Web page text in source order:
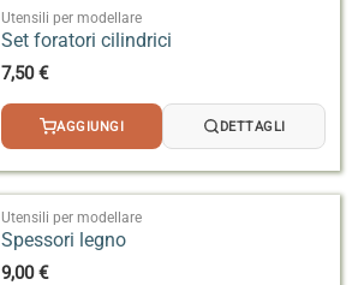
Utensili per modellare
Set foratori cilindrici
7,50€
AGGIUNGI DETTAGLI
Utensili per modellare
Spessori legno
9,00€